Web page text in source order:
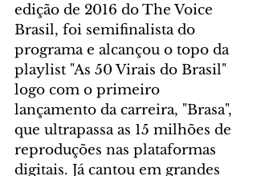
edição de 2016 do The Voice
Brasil, foi semifinalista do
programa e alcançou o topo da
playlist "As 50 Virais do Brasil"
logo com o primeiro
lançamento da carreira, "Brasa",
que ultrapassa as 15 milhões de
reproduções nas plataformas
digitais. Já cantou em grandes